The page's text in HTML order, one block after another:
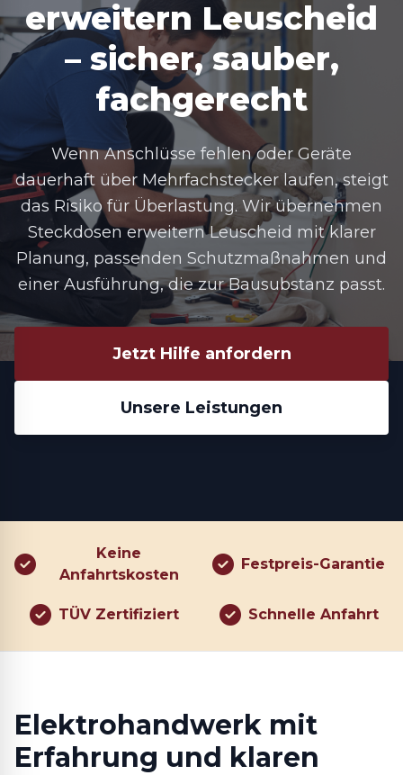
erweitern Leuscheid
– sicher, sauber,
fachgerecht
Wenn Anschlüsse fehlen oder Geräte
dauerhaft über Mehrfachstecker laufen, steigt
das Risiko für Überlastung. Wir übernehmen
Steckdosen erweitern Leuscheid mit klarer
Planung, passenden Schutzmaßnahmen und
einer Ausführung, die zur Bausubstanz passt.
Jetzt Hilfe anfordern
Unsere Leistungen
Keine
Anfahrtskosten
Festpreis-Garantie
TÜV Zertifiziert Schnelle Anfahrt
Elektrohandwerk mit
Erfahrung und klaren